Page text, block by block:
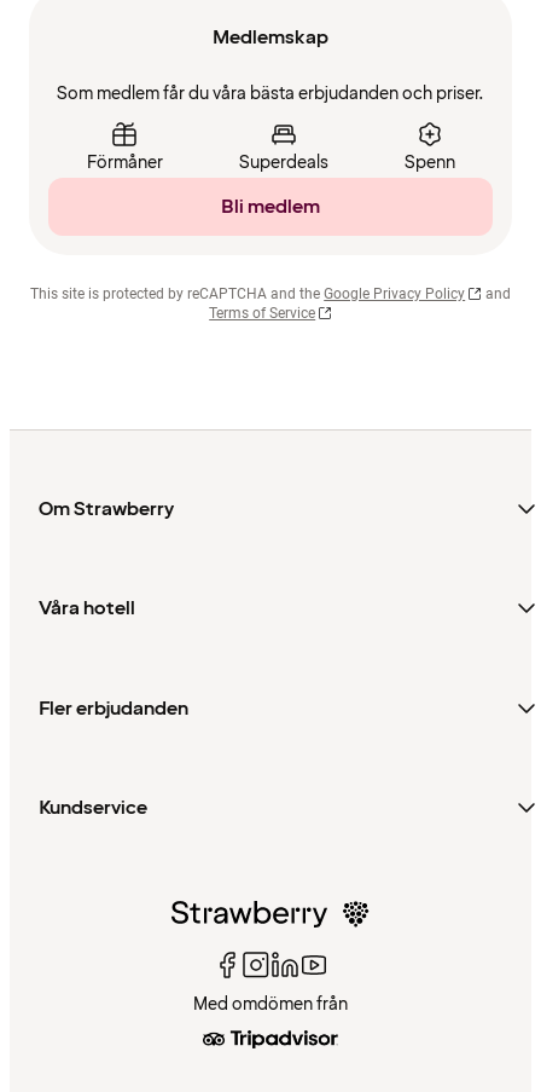
Medlemskap
Som medlem får du våra bästa erbjudanden och priser.
Förmåner Superdeals Spenn
Bli medlem
This site is protected by reCAPTCHA and the Google Privacy Policy
and
Terms of Service
Om Strawberry
Våra hotell
Fler erbjudanden
Kundservice
Med omdömen från